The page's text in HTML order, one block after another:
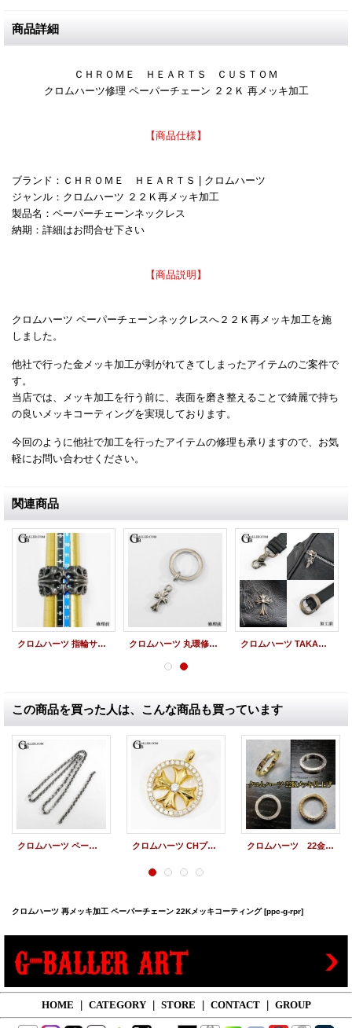
商品詳細
ＣＨＲＯＭＥ ＨＥＡＲＴＳ ＣＵＳＴＯＭ
クロムハーツ修理 ペーパーチェーン ２２Ｋ 再メッキ加工
【商品仕様】
ブランド：ＣＨＲＯＭＥ ＨＥＡＲＴＳ | クロムハーツ
ジャンル：クロムハーツ ２２Ｋ再メッキ加工
製品名：ペーパーチェーンネックレス
納期：詳細はお問合せ下さい
【商品説明】
クロムハーツ ペーパーチェーンネックレスへ２２Ｋ再メッキ加工を施
しました。
他社で行った金メッキ加工が剥がれてきてしまったアイテムのご案件で
す。
当店では、メッキ加工を行う前に、表面を磨き整えることで綺麗で持ち
の良いメッキコーティングを実現しております。
今回のように他社で加工を行ったアイテムの修理も承りますので、お気
軽にお問い合わせください。
関連商品
クロムハーツ 指輪サイズ直し K&Tリング サイズアップ クロムハーツ 丸環修理 CHクロスチャーム 取れ ロウ付加工 クロムハーツ TAKAバッグ 新品仕上げ 燻し加工 CHプラス ダガー バックル クリップ
この商品を買った人は、こんな商品も買っています
クロムハーツ ペーパーチェーン サイズ直し コマ抜き加工 クロムハーツ CHプラスメダリオンペンダント 再金メッキ加工 22Kメッキ クロムハーツ 22金 メッキ CHROME HEARTS 22Kメッキ加工 NTFLリング
クロムハーツ 再メッキ加工 ペーパーチェーン 22Kメッキコーティング[ppc-g-rpr]
HOME | CATEGORY | STORE | CONTACT | GROUP